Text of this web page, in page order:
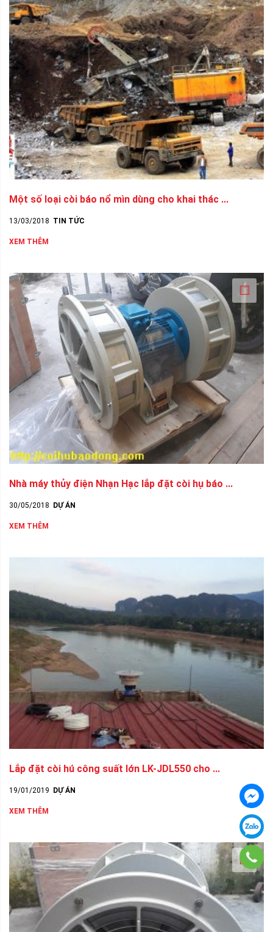
Một số loại còi báo nổ mìn dùng cho khai thác ...
13/03/2018 TIN TỨC
XEM THÊM
Nhà máy thủy điện Nhạn Hạc lắp đặt còi hụ báo ...
30/05/2018 DỰ ÁN
XEM THÊM
Lắp đặt còi hú công suất lớn LK-JDL550 cho ...
19/01/2019 DỰ ÁN
XEM THÊM